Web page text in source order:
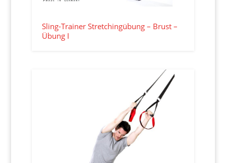
Sling-Trainer Stretchingübung – Brust –
Übung I